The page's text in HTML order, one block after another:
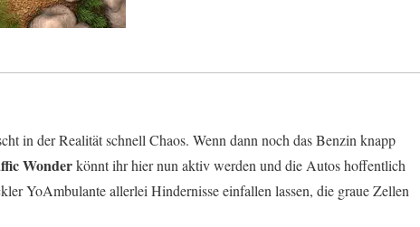
in der Realität schnell Chaos. Wenn dann noch das Benzin knapp
Wonderkönnt ihr hier nun aktiv werden und die Autos hoffentlich
YoAmbulante allerlei Hindernisse einfallen lassen, die graue Zellen